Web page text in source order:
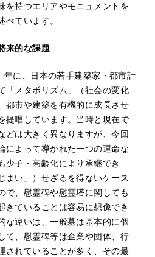
を持つエリアやモニュメントを
ています。
来的な課題
に、日本の若手建築家・都市計
「メタボリズム」（社会の変化
都市や建築を有機的に成長させ
提唱しています。当時と現在で
どは大きく異なりますが、今回
によって導かれた一つの運命な
少子・高齢化により承継でき
まい」）せざるを得ないケース
で、慰霊碑や慰霊塔に関しても
きていることは容易に想像でき
な違いは、一般墓は基本的に個
て、慰霊碑等は企業や団体、行
されていることが多く、その最